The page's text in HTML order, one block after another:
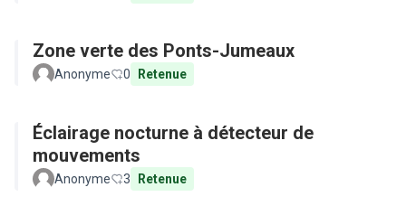
Zone verte des Ponts-Jumeaux
Anonyme 0 Retenue
Éclairage nocturne à détecteur de
mouvements
Anonyme 3 Retenue